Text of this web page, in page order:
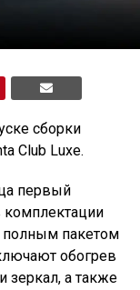
сборки
Club Luxe.
первый
комплектации
полным пакетом
обогрев
зеркал, а также